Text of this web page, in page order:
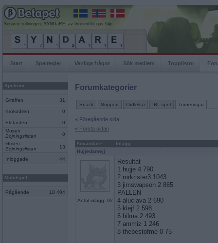
Senaste rullningen, SYNDaRE, av VincentVit gav 94p
Start Spelregler Vanliga frågor Sök medlem Topplistor
Spelrum
Giraffen 31
Krokodilen 0
Elefanten
0
Musen
Böjningslistan
0
Grisen
Böjningslistan
13
Inloggade 44
Mobilspel
Pågående 18 404
Forumkategorier
Snack Support Ordlekar IRL-spel Turneringar
« Föregående sida
« Första sidan
Användare
Inlägg
Hujjedamejj
Antal inlägg: 92
Resultat
1 hujje 4 790
2 mrkrister3 1043
3 jimswapson 2 865
PALLEN
4 aluciava 2 690
5 klejf 2 598
6 hilma 2 493
7 ammiz 1 246
8 thebestofme 0 75